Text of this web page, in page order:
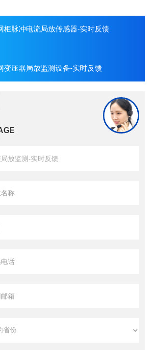
柜脉冲电流局放传感器-实时反馈
变压器局放监测设备-实时反馈